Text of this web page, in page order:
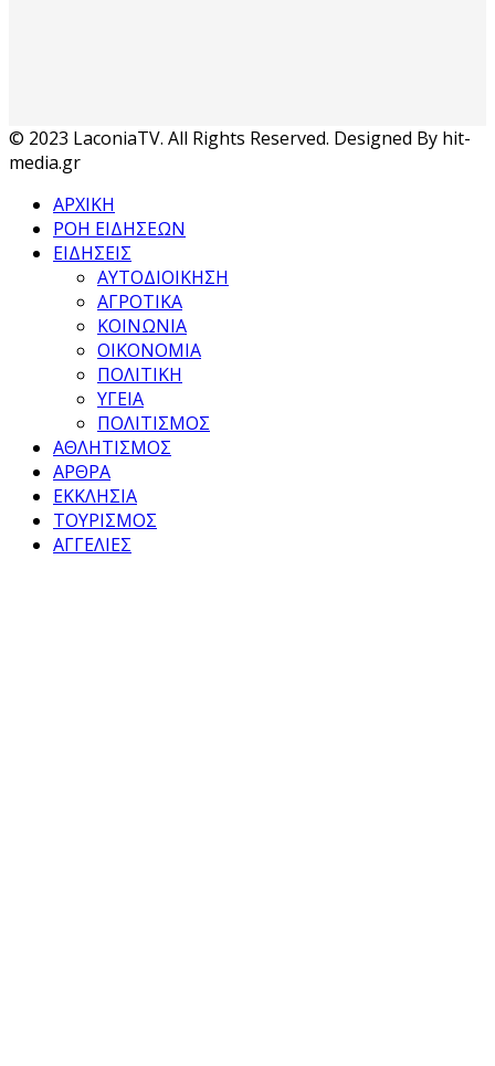
© 2023 LaconiaTV. All Rights Reserved. Designed By hit-
media.gr
ΑΡΧΙΚΗ
ΡΟΗ ΕΙΔΗΣΕΩΝ
ΕΙΔΗΣΕΙΣ
ΑΥΤΟΔΙΟΙΚΗΣΗ
ΑΓΡΟΤΙΚΑ
ΚΟΙΝΩΝΙΑ
ΟΙΚΟΝΟΜΙΑ
ΠΟΛΙΤΙΚΗ
ΥΓΕΙΑ
ΠΟΛΙΤΙΣΜΟΣ
ΑΘΛΗΤΙΣΜΟΣ
ΑΡΘΡΑ
ΕΚΚΛΗΣΙΑ
ΤΟΥΡΙΣΜΟΣ
ΑΓΓΕΛΙΕΣ